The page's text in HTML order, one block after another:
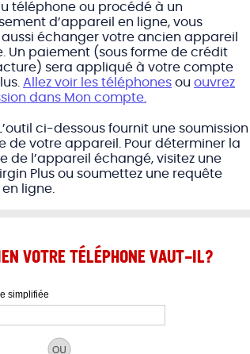
téléphone ou procédé à un
d’appareil en ligne, vous
aussi échanger votre ancien appareil
Un paiement (sous forme de crédit
sera appliqué à votre compte
Allez voir les téléphones ou ouvrez
dans Mon compte.
L’outil ci-dessous fournit une soumission
de votre appareil. Pour déterminer la
de l’appareil échangé, visitez une
Plus ou soumettez une requête
ligne.